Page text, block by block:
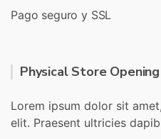
Pago seguro y SSL
Physical Store
Lorem ipsum dolor sit
elit. Praesent ultricies